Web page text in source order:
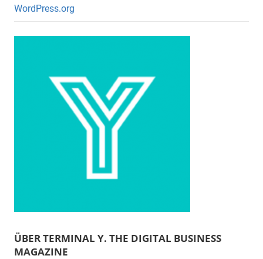
WordPress.org
ÜBER TERMINAL Y. THE DIGITAL BUSINESS
MAGAZINE